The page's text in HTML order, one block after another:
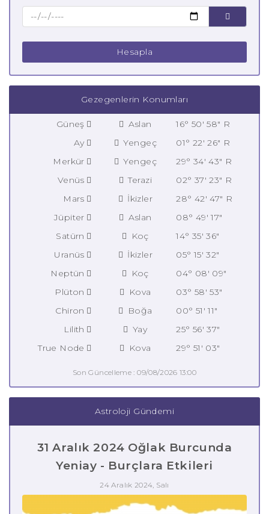
Hesapla
Gezegenlerin Konumları
Güneş Aslan
16° 50' 58" R
Ay
Yengeç
01° 22' 26" R
Merkür
Yengeç
29° 34' 43" R
Venüs
Terazi
02° 37' 23" R
Mars
İkizler
28° 42' 47" R
Jüpiter
Aslan
08° 49' 17"
Satürn
Koç
14° 35' 36"
Uranüs
İkizler
05° 15' 32"
Neptün
Koç
04° 08' 09"
Plüton
Kova
03° 58' 53"
Chiron
Boğa
00° 51' 11"
Lilith
Yay
25° 56' 37"
True Node
Kova 29° 51' 03"
Son Güncelleme : 09/08/2026 13:00
Astroloji Gündemi
31 Aralık 2024 Oğlak Burcunda
Yeniay - Burçlara Etkileri
24 Aralık 2024, Salı